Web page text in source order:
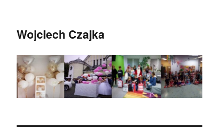
Wojciech Czajka